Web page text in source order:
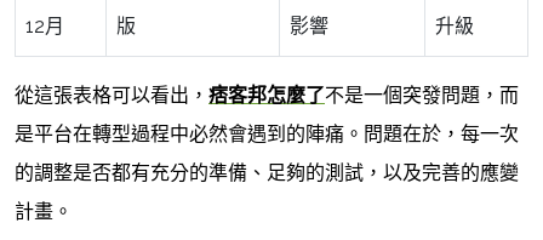
12月
版
影響
升級
從這張表格可以看出， 痞客邦怎麼了不是一個突發問題，而
是平台在轉型過程中必然會遇到的陣痛。問題在於，每一次
的調整是否都有充分的準備、足夠的測試，以及完善的應變
計畫。